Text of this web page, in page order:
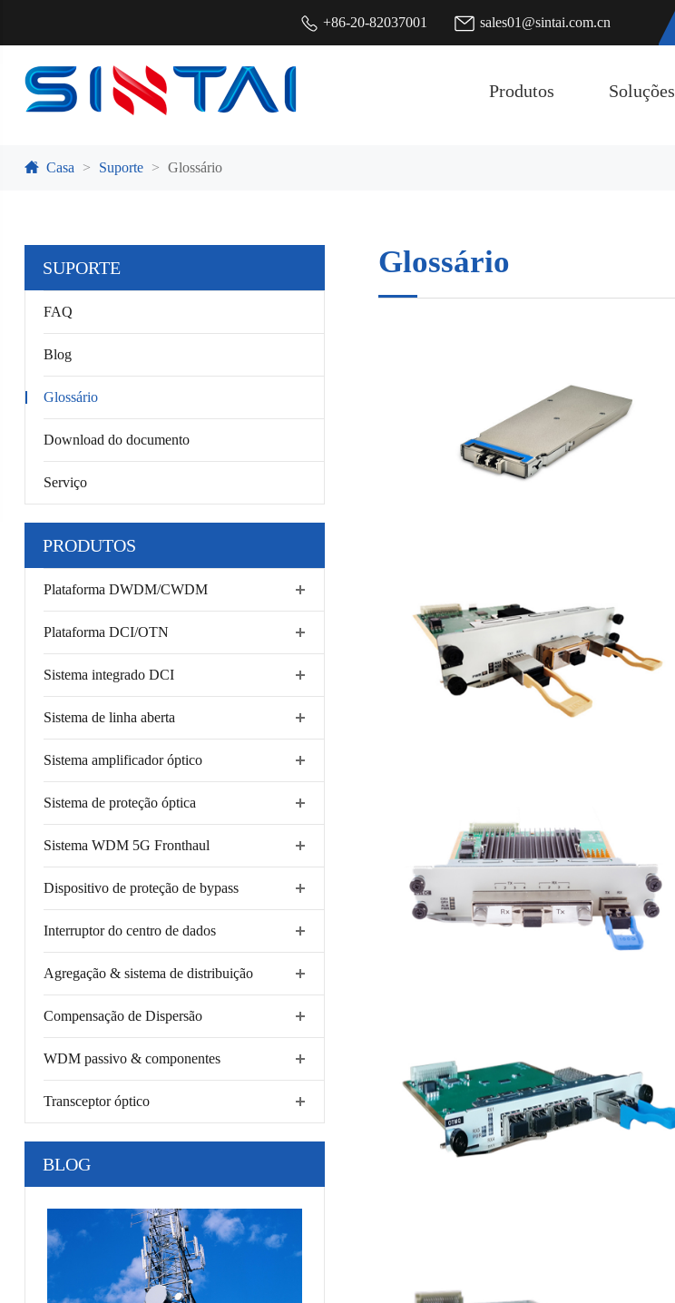
+86-20-82037001 sales01@sintai.com.cn
Produtos Soluções
Casa Suporte Glossário
SUPORTE
FAQ
Blog
Glossário
Download do documento
Serviço
PRODUTOS
Plataforma DWDM/CWDM
Plataforma DCI/OTN
Sistema integrado DCI
Sistema de linha aberta
Sistema amplificador óptico
Sistema de proteção óptica
Sistema WDM 5G Fronthaul
Dispositivo de proteção de bypass
Interruptor do centro de dados
Agregação & sistema de distribuição
Compensação de Dispersão
WDM passivo & componentes
Transceptor óptico
BLOG
Glossário